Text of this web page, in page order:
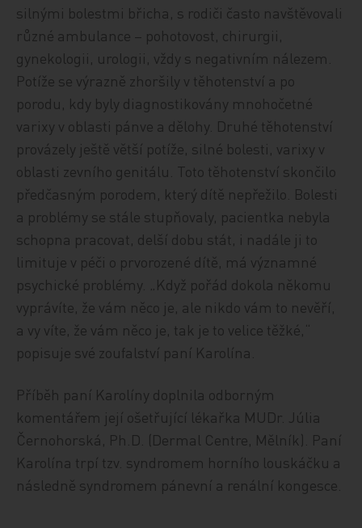
silnými bolestmi břicha, s rodiči často navštěvovali
různé ambulance – pohotovost, chirurgii,
gynekologii, urologii, vždy s negativním nálezem.
Potíže se výrazně zhoršily v těhotenství a po
porodu, kdy byly diagnostikovány mnohočetné
varixy v oblasti pánve a dělohy. Druhé těhotenství
provázely ještě větší potíže, silné bolesti, varixy v
oblasti zevního genitálu. Toto těhotenství skončilo
předčasným porodem, který dítě nepřežilo. Bolesti
a problémy se stále stupňovaly, pacientka nebyla
schopna pracovat, delší dobu stát, i nadále ji to
limituje v péči o prvorozené dítě, má významné
psychické problémy. „Když pořád dokola někomu
vyprávíte, že vám něco je, ale nikdo vám to nevěří,
a vy víte, že vám něco je, tak je to velice těžké,“
popisuje své zoufalství paní Karolína.
Příběh paní Karolíny doplnila odborným
komentářem její ošetřující lékařka MUDr. Júlia
Černohorská, Ph.D. (Dermal Centre, Mělník). Paní
Karolína trpí tzv. syndromem horního louskáčku a
následně syndromem pánevní a renální kongesce.